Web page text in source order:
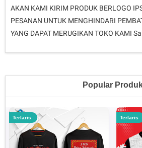
AKAN KAMI KIRIM PRODUK BERLOGO
PESANAN UNTUK MENGHINDARI
YANG DAPAT MERUGIKAN TOKO KAMI
Popular
Terlaris Terlaris